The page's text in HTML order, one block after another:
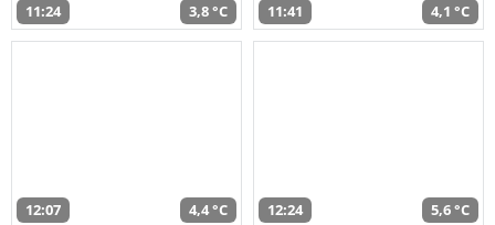
11:24 3,8 °C 11:41 4,1 °C
12:07 4,4 °C 12:24 5,6 °C